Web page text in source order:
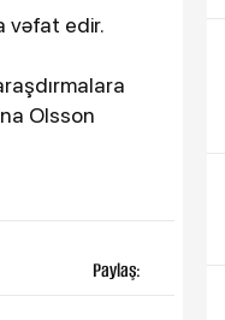
vəfat edir.
Olsson
Paylaş: